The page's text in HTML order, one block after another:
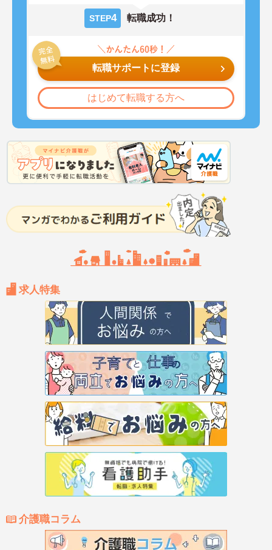
STEP4 転職成功！
転職サポートに登録
はじめて転職する方へ
求人特集
介護職コラム